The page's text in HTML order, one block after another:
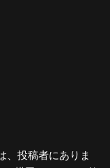
、投稿者にありま